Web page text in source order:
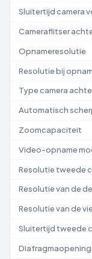
Sluitertijd camera
Cameraflitser
Opnameresolutie
Resolutie bij
Type camera
Automatisch
Zoomcapaciteit
Video-opname
Resolutie tweede
Resolutie van de
Resolutie van de
Sluitertijd tweede
Diafragmaopening